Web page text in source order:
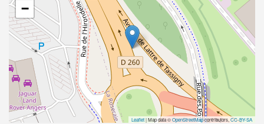
−
Leaflet| Map data ©OpenStreetMapcontributors, CC-BY-SA